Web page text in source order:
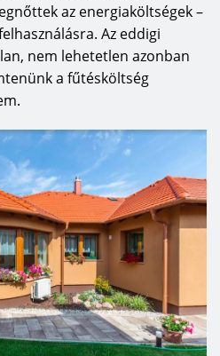
az energiaköltségek –
Az eddigi
nem lehetetlen azonban
a fűtésköltség